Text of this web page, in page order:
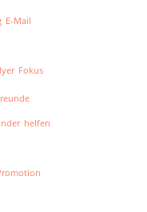
E-Mail
Fokus
helfen